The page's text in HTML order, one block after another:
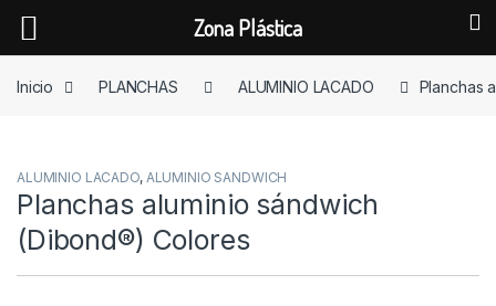
Inicio
PLANCHAS ALUMINIO LACADO Planchas
ALUMINIO LACADO, ALUMINIO SANDWICH
Planchas aluminio sándwich
(Dibond®) Colores
Zona Plástica